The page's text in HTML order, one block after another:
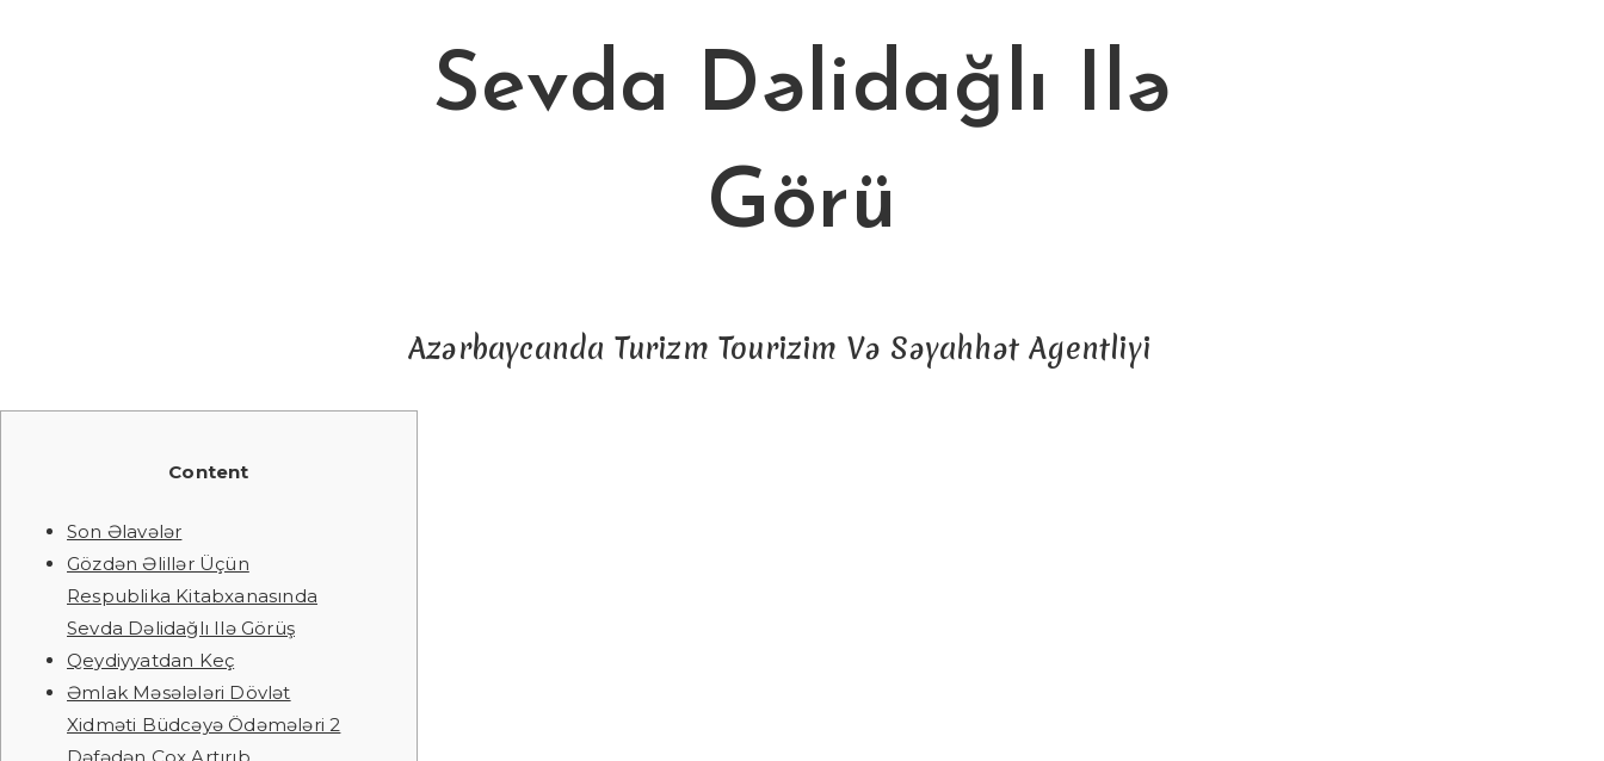
Sevda Dəlidağlı Ilə
Görü
Azərbaycanda Turizm Tourizim Və Səyahhət Agentliyi
Content
Son Əlavələr
Gözdən Əlillər Üçün
Respublika Kitabxanasında
Sevda Dəlidağlı Ilə Görüş
Qeydiyyatdan Keç
Əmlak Məsələləri Dövlət
Xidməti Büdcəyə Ödəmələri 2
Dəfədən Çox Artırıb